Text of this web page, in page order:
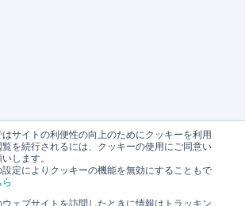
サイトの利便性の向上のためにクッキーを利用
を続行されるには、クッキーの使用にご同意い
します。
定によりクッキーの機能を無効にすることもで
ら
ェブサイトを訪問したときに情報はトラッキン
ー